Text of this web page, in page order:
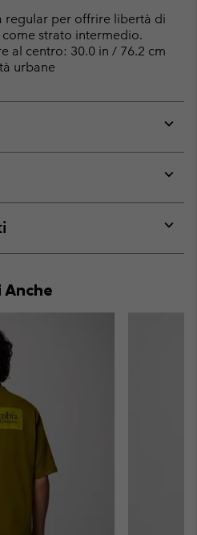
regular per offrire libertà di
strato intermedio.
al centro: 30.0 in / 76.2 cm
urbane
or
or
or